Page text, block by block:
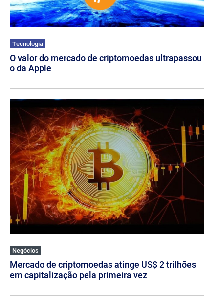
Tecnologia
O valor do mercado de criptomoedas ultrapassou
o da Apple
Negócios
Mercado de criptomoedas atinge US$ 2 trilhões
em capitalização pela primeira vez